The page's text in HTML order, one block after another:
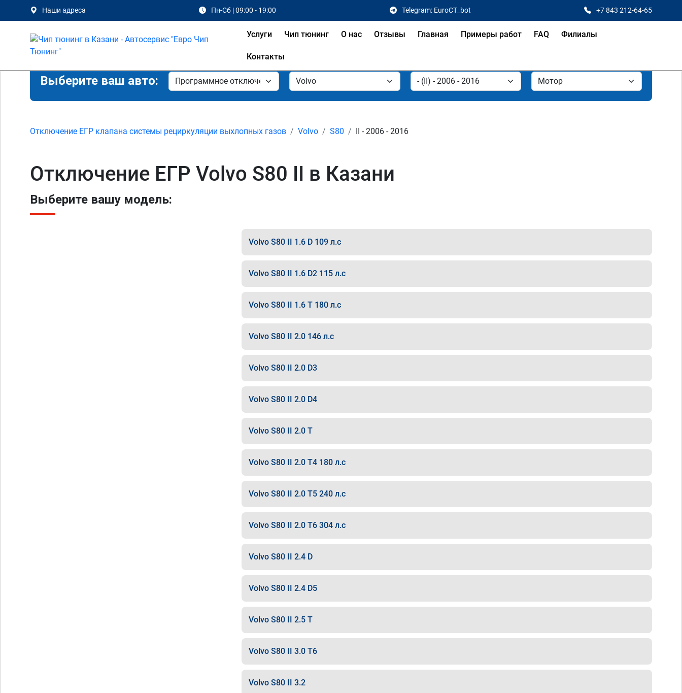
Наши адреса Пн-Сб | 09:00 - 19:00 Telegram: EuroCT_bot +7 843 212-64-65
Услуги Чип тюнинг О нас Отзывы Главная Примеры работ FAQ Филиалы
Контакты
Выберите ваш авто:
Отключение ЕГР клапана системы рециркуляции выхлопных газов Volvo S80 II - 2006 - 2016
Отключение ЕГР Volvo S80 II в Казани
Выберите вашу модель:
Volvo S80 II 1.6 D 109 л.с
Volvo S80 II 1.6 D2 115 л.с
Volvo S80 II 1.6 T 180 л.с
Volvo S80 II 2.0 146 л.с
Volvo S80 II 2.0 D3
Volvo S80 II 2.0 D4
Volvo S80 II 2.0 T
Volvo S80 II 2.0 T4 180 л.с
Volvo S80 II 2.0 T5 240 л.с
Volvo S80 II 2.0 T6 304 л.с
Volvo S80 II 2.4 D
Volvo S80 II 2.4 D5
Volvo S80 II 2.5 T
Volvo S80 II 3.0 T6
Volvo S80 II 3.2